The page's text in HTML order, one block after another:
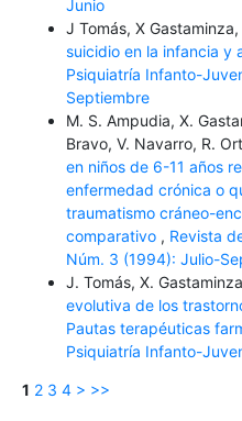
Junio
J Tomás, X Gastaminza,
suicidio en la infancia y
Psiquiatría Infanto-
Septiembre
M. S. Ampudia, X.
Bravo, V. Navarro, R.
en niños de 6-11 años
enfermedad crónica o
traumatismo cráneo-
comparativo , Revista
Núm. 3 (1994): Julio-
J. Tomás, X.
evolutiva de los
Pautas terapéuticas
Psiquiatría Infanto-
1 2 3 4 > >>